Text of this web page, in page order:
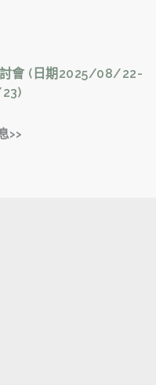
討會 (日期2025/08/22-
>>